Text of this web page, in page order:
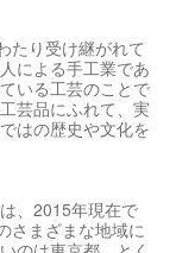
たり受け継がれて
による手工業であ
いる工芸のことで
芸品にふれて、実
はの歴史や文化を
、2015年現在で
さまざまな地域に